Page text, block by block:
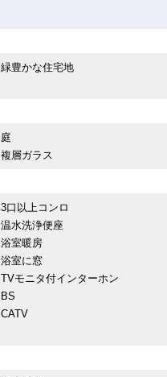
緑豊かな住宅地
庭
複層ガラス
3口以上コンロ
温水洗浄便座
浴室暖房
浴室に窓
TVモニタ付インターホン
BS
CATV